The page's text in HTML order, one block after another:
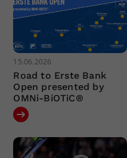
15.06.2026
Road to Erste Bank
Open presented by
OMNi-BiOTiC®